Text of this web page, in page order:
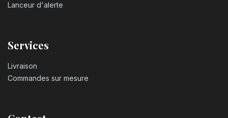
Lanceur d'alerte
Services
Livraison
Commandes sur mesure